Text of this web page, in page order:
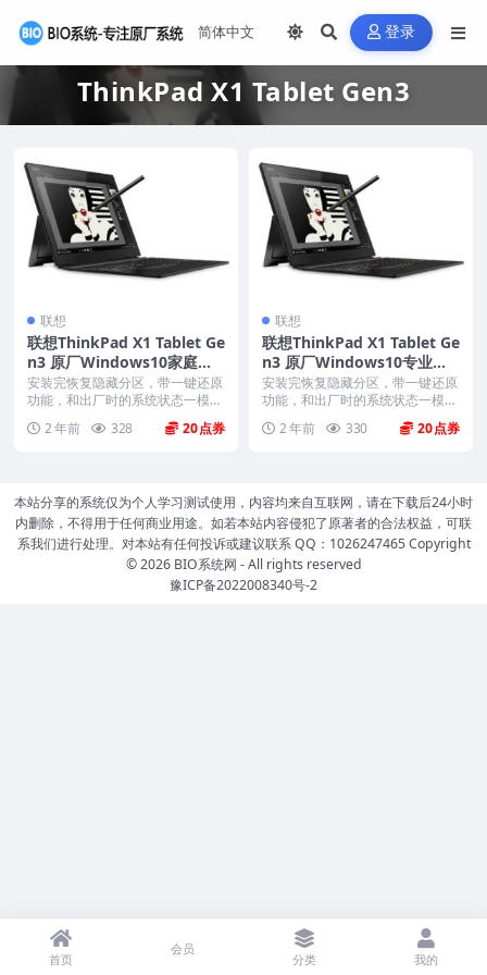
登录
ThinkPad X1 Tablet Gen3
联想
联想ThinkPad X1 Tablet Ge
n3 原厂Windows10家庭版
oem系统镜像下载
安装完恢复隐藏分区，带一键还原
功能，和出厂时的系统状态一模一
2 年前 328 20
联想
联想ThinkPad X1 Tablet Ge
n3 原厂Windows10专业版
oem系统镜像下载
安装完恢复隐藏分区，带一键还原
功能，和出厂时的系统状态一模一
2 年前 330 20
本站分享的系统仅为个人学习测试使用，内容均来自互联网，请在下载后24小时
内删除，不得用于任何商业用途。如若本站内容侵犯了原著者的合法权益，可联
系我们进行处理。对本站有任何投诉或建议联系 QQ：1026247465 Copyright
© 2026 BIO系统网 - All rights reserved
豫ICP备2022008340号-2
首页
会员
分类 我的